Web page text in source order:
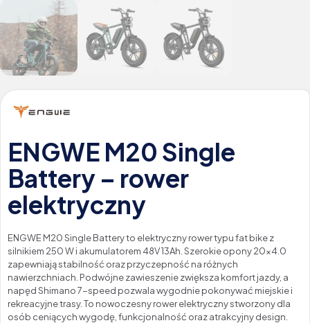
ENGWE M20 Single
Battery – rower
elektryczny
ENGWE M20 Single Battery to elektryczny rower typu fat bike z
silnikiem 250 W i akumulatorem 48V 13Ah. Szerokie opony 20×4.0
zapewniają stabilność oraz przyczepność na różnych
nawierzchniach. Podwójne zawieszenie zwiększa komfort jazdy, a
napęd Shimano 7-speed pozwala wygodnie pokonywać miejskie i
rekreacyjne trasy. To nowoczesny rower elektryczny stworzony dla
osób ceniących wygodę, funkcjonalność oraz atrakcyjny design.